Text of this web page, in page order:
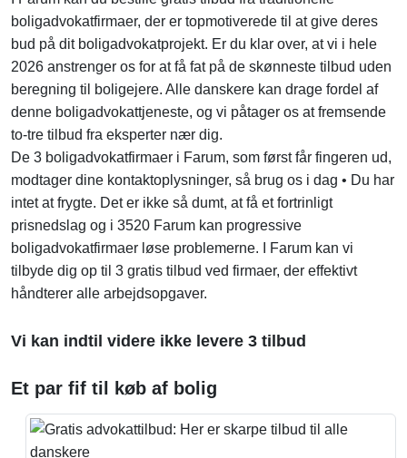
boligadvokatfirmaer, der er topmotiverede til at give deres
bud på dit boligadvokatprojekt. Er du klar over, at vi i hele
2026 anstrenger os for at få fat på de skønneste tilbud uden
beregning til boligejere. Alle danskere kan drage fordel af
denne boligadvokattjeneste, og vi påtager os at fremsende
to-tre tilbud fra eksperter nær dig.
De 3 boligadvokatfirmaer i Farum, som først får fingeren ud,
modtager dine kontaktoplysninger, så brug os i dag • Du har
intet at frygte. Det er ikke så dumt, at få et fortrinligt
prisnedslag og i 3520 Farum kan progressive
boligadvokatfirmaer løse problemerne. I Farum kan vi
tilbyde dig op til 3 gratis tilbud ved firmaer, der effektivt
håndterer alle arbejdsopgaver.
Vi kan indtil videre ikke levere 3 tilbud
Et par fif til køb af bolig